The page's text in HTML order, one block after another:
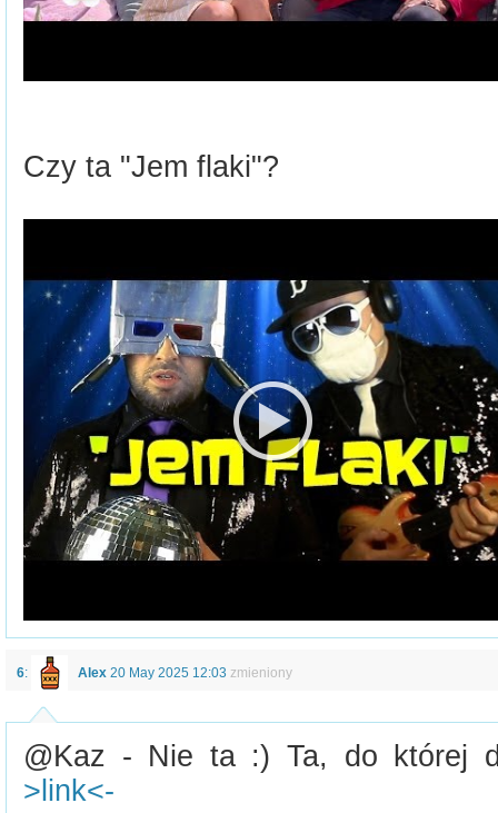
Czy ta "Jem flaki"?
6: Alex 20 May 2025 12:03 zmieniony
@Kaz - Nie ta :) Ta, do której
>link<-